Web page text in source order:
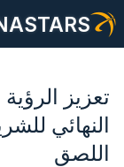
مادة عاكسة/
تعزيز
النهائي
اللصق